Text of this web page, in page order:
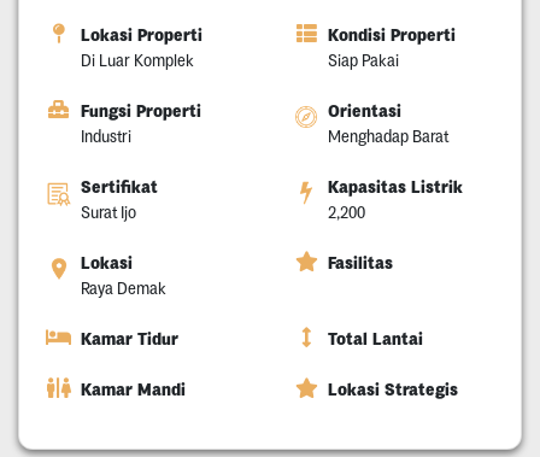
Lokasi Properti
Di Luar Komplek
Kondisi Properti
Siap Pakai
Fungsi Properti
Industri
Orientasi
Menghadap Barat
Sertifikat
Surat Ijo
Kapasitas Listrik
2,200
Lokasi
Raya Demak
Fasilitas
Kamar Tidur Total Lantai
Kamar Mandi Lokasi Strategis